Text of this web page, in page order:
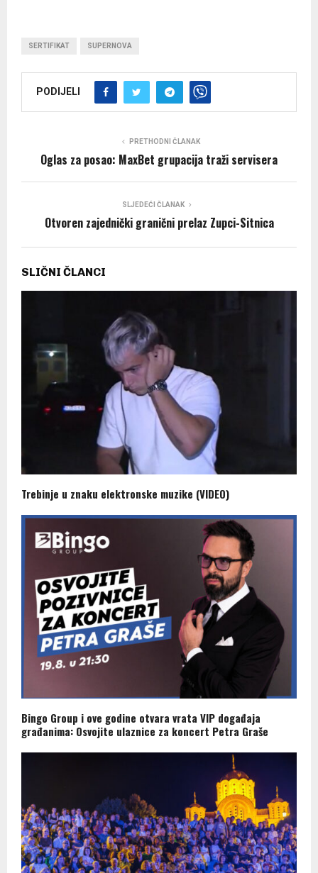
SERTIFIKAT SUPERNOVA
PODIJELI
PRETHODNI ČLANAK
Oglas za posao: MaxBet grupacija traži servisera
SLJEDEĆI ČLANAK
Otvoren zajednički granični prelaz Zupci-Sitnica
SLIČNI ČLANCI
Trebinje u znaku elektronske muzike (VIDEO)
Bingo Group i ove godine otvara vrata VIP događaja
građanima: Osvojite ulaznice za koncert Petra Graše